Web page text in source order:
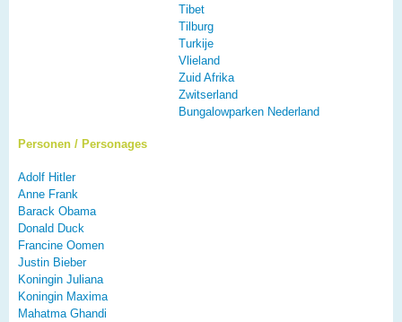
Tibet
Tilburg
Turkije
Vlieland
Zuid Afrika
Zwitserland
Bungalowparken Nederland
Personen / Personages
Adolf Hitler
Anne Frank
Barack Obama
Donald Duck
Francine Oomen
Justin Bieber
Koningin Juliana
Koningin Maxima
Mahatma Ghandi